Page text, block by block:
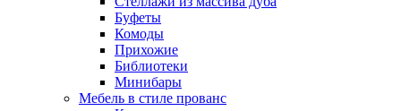
Буфеты
Комоды
Прихожие
Библиотеки
Минибары
Мебель в стиле прованс